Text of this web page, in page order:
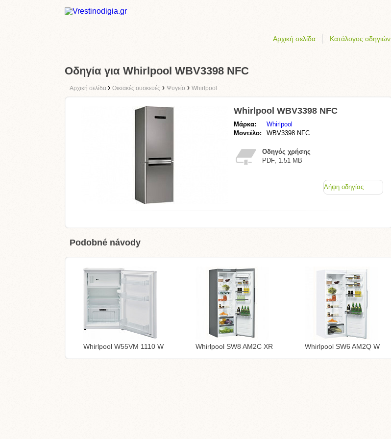
Αρχική σελίδα Κατάλογος οδηγιών
Οδηγία για Whirlpool WBV3398 NFC
Αρχική σελίδα › Οικιακές συσκευές › Ψυγείο › Whirlpool
Whirlpool WBV3398 NFC
Μάρκα:
Whirlpool
Μοντέλο:
WBV3398 NFC
Οδηγός χρήσης
PDF, 1.51 MB
Λήψη οδηγίας
Podobné návody
Whirlpool W55VM 1110 W Whirlpool SW8 AM2C XR Whirlpool SW6 AM2Q W